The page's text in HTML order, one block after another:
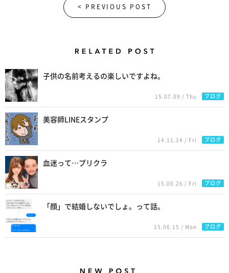
< PREVIOUS POST
子供の名前考えるの楽しいですよね。
15.07.09 / Thu ブログ
美容師LINEスタンプ
14.11.14 / Fri ブログ
血迷って…プリクラ
15.06.26 / Fri ブログ
「顔」で結婚しないでしょ。って話。
15.06.15 / Mon ブログ